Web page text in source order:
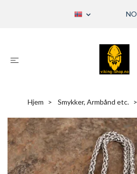
Hjem Smykker, Armbånd etc.